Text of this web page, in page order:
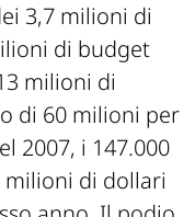
3,7 milioni di
di budget
milioni di
di 60 milioni per
2007, i 147.000
di dollari